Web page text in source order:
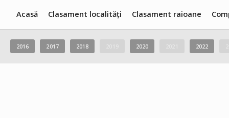
Acasă Clasament localități Clasament raioane
2016 2017 2018 2020 2022